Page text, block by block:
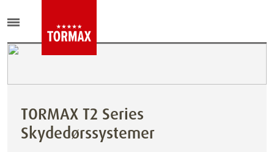
TORMAX T2 Series
Skydedørssystemer